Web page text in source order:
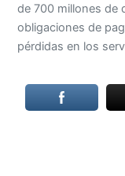
de 700 millones de
obligaciones de
pérdidas en los